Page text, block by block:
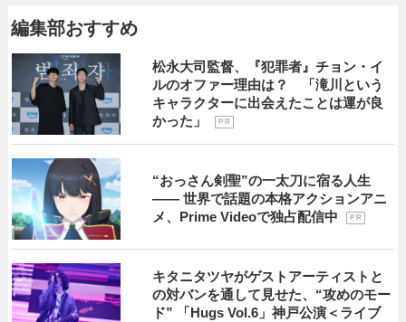
編集部おすすめ
松永大司監督、『犯罪者』チョン・イ
ルのオファー理由は？ 「滝川という
キャラクターに出会えたことは運が良
かった」
P R
“おっさん剣聖”の一太刀に宿る人生
―― 世界で話題の本格アクションアニ
メ、Prime Videoで独占配信中
P R
キタニタツヤがゲストアーティストと
の対バンを通して見せた、“攻めのモー
ド” 「Hugs Vol.6」神戸公演＜ライブ